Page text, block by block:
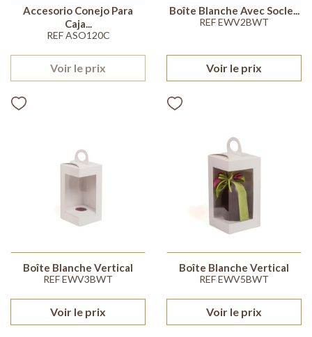
Accesorio Conejo Para
Caja...
REF ASO120C
Voir le prix
Boîte Blanche Avec Socle...
REF EWV2BWT
Voir le prix
Boîte Blanche Vertical
REF EWV3BWT
Voir le prix
Boîte Blanche Vertical
REF EWV5BWT
Voir le prix